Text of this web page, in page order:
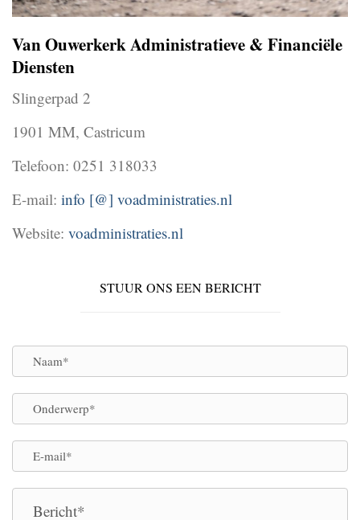
Van Ouwerkerk Administratieve & Financiële
Diensten
Slingerpad 2
1901 MM, Castricum
Telefoon: 0251 318033
E-mail: info [@] voadministraties.nl
Website: voadministraties.nl
STUUR ONS EEN BERICHT